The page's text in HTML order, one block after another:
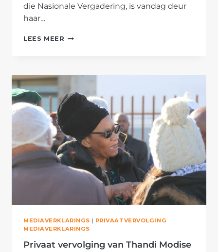
die Nasionale Vergadering, is vandag deur
haar…
LEES MEER THANDI
8
IN
HOF
MEDIAVERKLARINGS | PRIVAATVERVOLGING
MEDIAVERKLARINGS
Privaat vervolging van Thandi Modise